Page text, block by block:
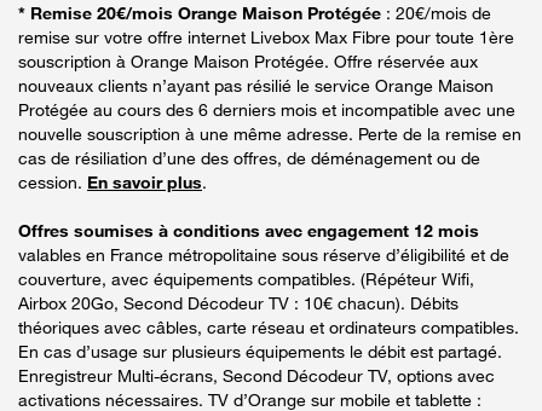
* Remise 20€/mois Orange Maison Protégée : 20€/mois de
remise sur votre offre internet Livebox Max Fibre pour toute 1ère
souscription à Orange Maison Protégée. Offre réservée aux
nouveaux clients n’ayant pas résilié le service Orange Maison
Protégée au cours des 6 derniers mois et incompatible avec une
nouvelle souscription à une même adresse. Perte de la remise en
cas de résiliation d’une des offres, de déménagement ou de
cession. En savoir plus.
Offres soumises à conditions avec engagement 12 mois
valables en France métropolitaine sous réserve d’éligibilité et de
couverture, avec équipements compatibles. (Répéteur Wifi,
Airbox 20Go, Second Décodeur TV : 10€ chacun). Débits
théoriques avec câbles, carte réseau et ordinateurs compatibles.
En cas d’usage sur plusieurs équipements le débit est partagé.
Enregistreur Multi-écrans, Second Décodeur TV, options avec
activations nécessaires. TV d’Orange sur mobile et tablette :